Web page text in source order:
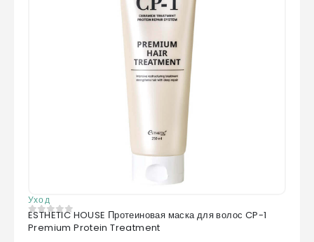
Уход
0из 5
ESTHETIC HOUSE Протеиновая маска для волос CP-1
Premium Protein Treatment